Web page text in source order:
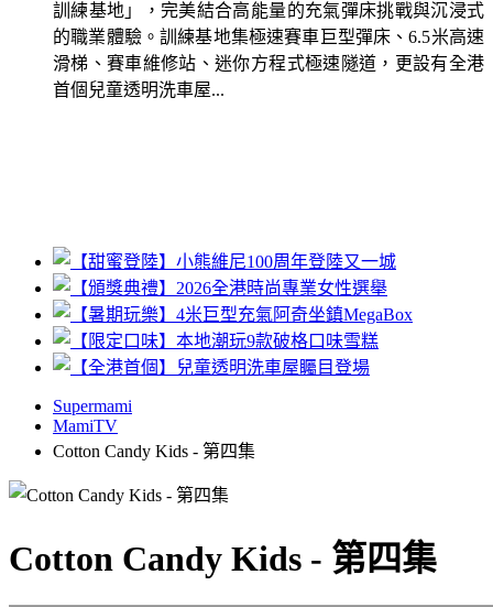
訓練基地」，完美結合高能量的充氣彈床挑戰與沉浸式
的職業體驗。訓練基地集極速賽車巨型彈床、6.5米高速
滑梯、賽車維修站、迷你方程式極速隧道，更設有全港
首個兒童透明洗車屋...
Supermami
MamiTV
Cotton Candy Kids - 第四集
Cotton Candy Kids - 第四集